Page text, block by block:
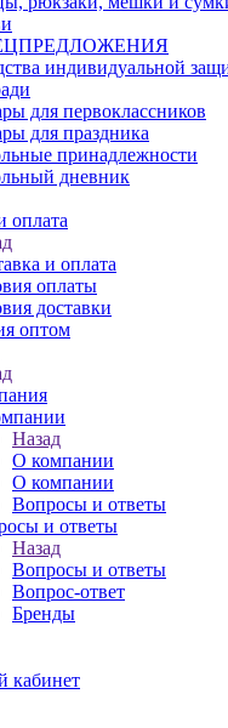
индивидуальной
для первоклассников
для праздника
принадлежности
дневник
оплата
и оплата
оплаты
доставки
оптом
Назад
О компании
О компании
Вопросы и ответы
и ответы
Назад
Вопросы и ответы
Вопрос-ответ
Бренды
кабинет